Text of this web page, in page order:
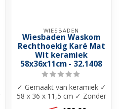
WIESBADEN
Wiesbaden Waskom
Rechthoekig Karé Mat
Wit keramiek
58x36x11cm - 32.1408
✓ Gemaakt van keramiek ✓
58 x 36 x 11,5 cm ✓ Zonder
overloop ✓ Leverbaar in